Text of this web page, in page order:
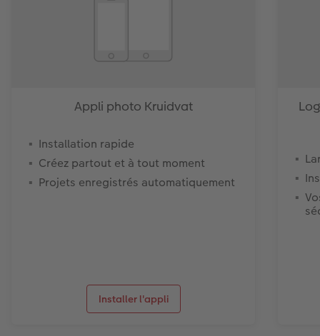
Appli photo Kruidvat
Installation rapide
Créez partout et à tout moment
Projets enregistrés automatiquement
Installer l'appli